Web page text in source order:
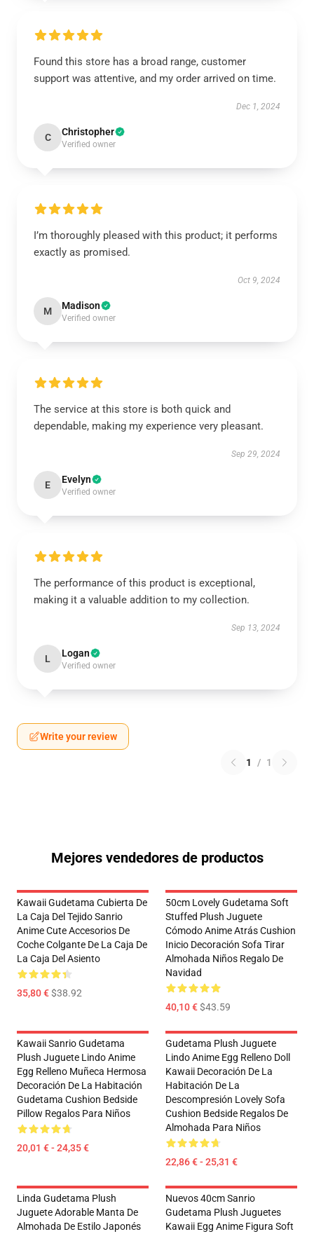
Found this store has a broad range, customer
support was attentive, and my order arrived on time.
Dec 1, 2024
C Christopher
Verified owner
I’m thoroughly pleased with this product; it performs
exactly as promised.
Oct 9, 2024
M Madison
Verified owner
The service at this store is both quick and
dependable, making my experience very pleasant.
Sep 29, 2024
E Evelyn
Verified owner
The performance of this product is exceptional,
making it a valuable addition to my collection.
Sep 13, 2024
L Logan
Verified owner
Write your review
1 / 1
Mejores vendedores de productos
Kawaii Gudetama Cubierta De
La Caja Del Tejido Sanrio
Anime Cute Accesorios De
Coche Colgante De La Caja De
La Caja Del Asiento
35,80 €$38.92
50cm Lovely Gudetama Soft
Stuffed Plush Juguete
Cómodo Anime Atrás Cushion
Inicio Decoración Sofa Tirar
Almohada Niños Regalo De
Navidad
40,10 €$43.59
Kawaii Sanrio Gudetama
Plush Juguete Lindo Anime
Egg Relleno Muñeca Hermosa
Decoración De La Habitación
Gudetama Cushion Bedside
Pillow Regalos Para Niños
20,01 € - 24,35 €
Gudetama Plush Juguete
Lindo Anime Egg Relleno Doll
Kawaii Decoración De La
Habitación De La
Descompresión Lovely Sofa
Cushion Bedside Regalos De
Almohada Para Niños
22,86 € - 25,31 €
Linda Gudetama Plush
Juguete Adorable Manta De
Almohada De Estilo Japonés
Nuevos 40cm Sanrio
Gudetama Plush Juguetes
Kawaii Egg Anime Figura Soft